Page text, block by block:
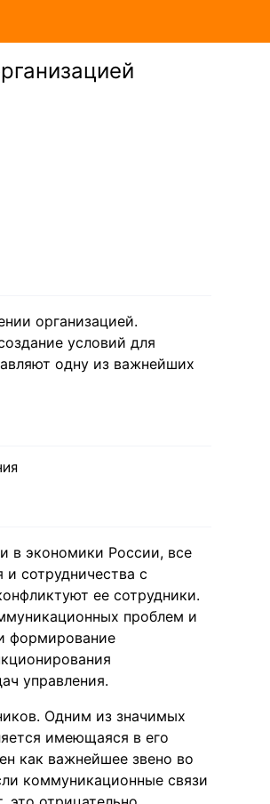
организацией.
условий для
одну из важнейших
в экономики России, все
сотрудничества с
ее сотрудники.
проблем и
формирование
управления.
Одним из значимых
имеющаяся в его
как важнейшее звено во
коммуникационные связи